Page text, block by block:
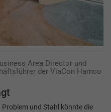
Area Director und
der ViaCon Hamco
und Stahl könnte die